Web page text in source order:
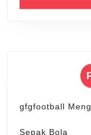
gfgfootball
Sepak Bola